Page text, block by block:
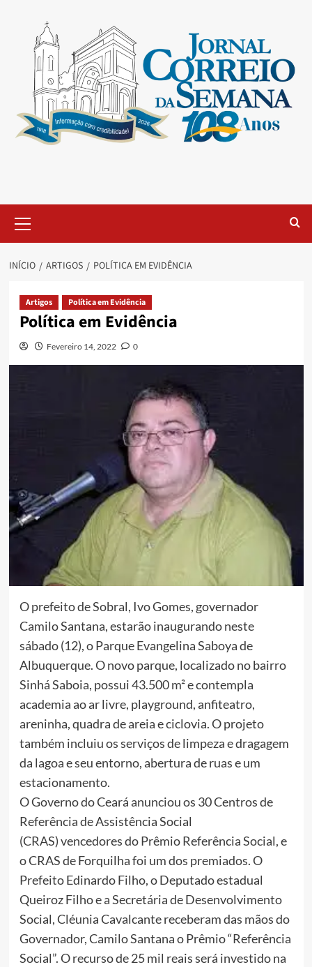
INÍCIO ARTIGOS POLÍTICA EM EVIDÊNCIA
Artigos Política em Evidência
Política em Evidência
Fevereiro 14, 2022 0
O prefeito de Sobral, Ivo Gomes, governador
Camilo Santana, estarão inaugurando neste
sábado (12), o Parque Evangelina Saboya de
Albuquerque. O novo parque, localizado no bairro
Sinhá Saboia, possui 43.500 m² e contempla
academia ao ar livre, playground, anfiteatro,
areninha, quadra de areia e ciclovia. O projeto
também incluiu os serviços de limpeza e dragagem
da lagoa e seu entorno, abertura de ruas e um
estacionamento.
O Governo do Ceará anunciou os 30 Centros de
Referência de Assistência Social
(CRAS) vencedores do Prêmio Referência Social, e
o CRAS de Forquilha foi um dos premiados. O
Prefeito Edinardo Filho, o Deputado estadual
Queiroz Filho e a Secretária de Desenvolvimento
Social, Cléunia Cavalcante receberam das mãos do
Governador, Camilo Santana o Prêmio “Referência
Social”. O recurso de 25 mil reais será investido na